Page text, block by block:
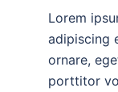
Lorem
adipiscing
ornare,
porttitor